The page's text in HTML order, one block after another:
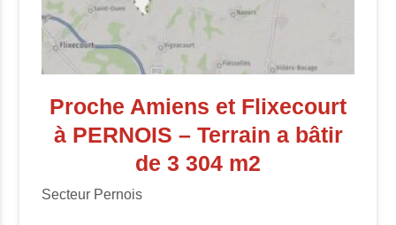
Proche Amiens et Flixecourt
à PERNOIS – Terrain a bâtir
de 3 304 m2
Secteur Pernois